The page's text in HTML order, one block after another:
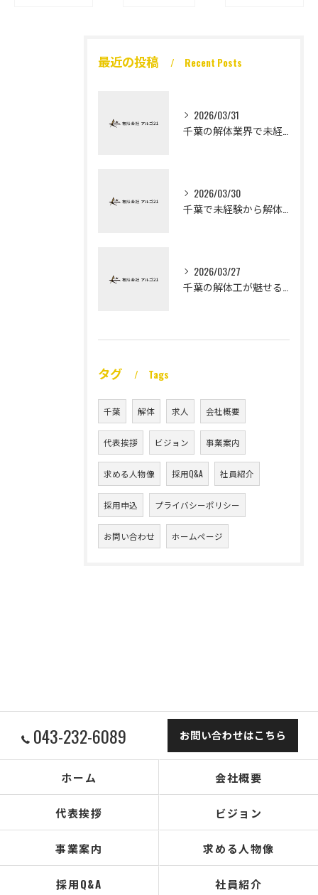
最近の投稿 Recent Posts
2026/03/31
2026/03/30
2026/03/27
タグ Tags
千葉 解体 求人 会社概要
代表挨拶 ビジョン 事業案内
求める人物像 採用Q&A 社員紹介
採用申込 プライバシーポリシー
お問い合わせ ホームページ
043-232-6089 お問い合わせはこちら
ホーム 会社概要
代表挨拶 ビジョン
事業案内 求める人物像
採用Q&A 社員紹介